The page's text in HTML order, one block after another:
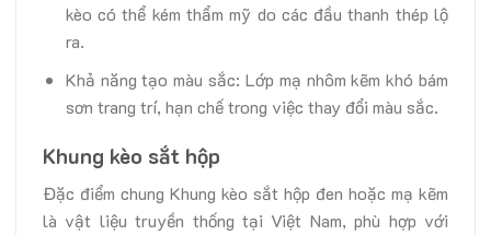
kèo có thể kém thẩm mỹ do các đầu thanh thép lộ
ra.
Khả năng tạo màu sắc: Lớp mạ nhôm kẽm khó bám
sơn trang trí, hạn chế trong việc thay đổi màu sắc.
Khung kèo sắt hộp
Đặc điểm chung Khung kèo sắt hộp đen hoặc mạ kẽm
là vật liệu truyền thống tại Việt Nam, phù hợp với